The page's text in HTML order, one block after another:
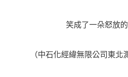
笑成了一朵怒放
（中石化經緯無限公司東北